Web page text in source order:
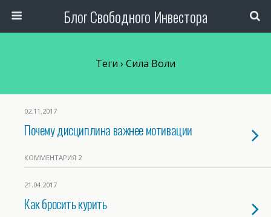
Блог Свободного Инвестора
Теги › Сила Воли
02.11.2017
Почему дисциплина важнее мотивации
КОММЕНТАРИЯ 2
21.04.2017
Как бросить курить